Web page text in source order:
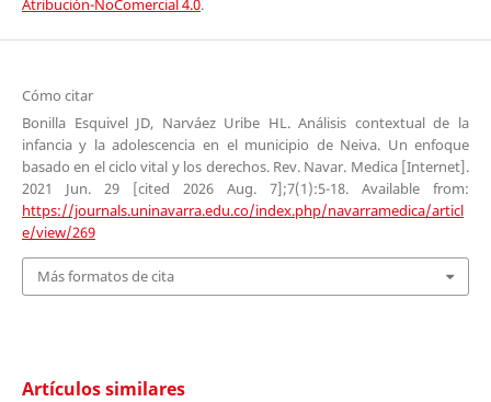
Atribución-NoComercial 4.0.
Cómo citar
Bonilla Esquivel JD, Narváez Uribe HL. Análisis contextual de la
infancia y la adolescencia en el municipio de Neiva. Un enfoque
basado en el ciclo vital y los derechos. Rev. Navar. Medica [Internet].
2021 Jun. 29 [cited 2026 Aug. 7];7(1):5-18. Available from:
https://journals.uninavarra.edu.co/index.php/navarramedica/articl
e/view/269
Más formatos de cita
Artículos similares